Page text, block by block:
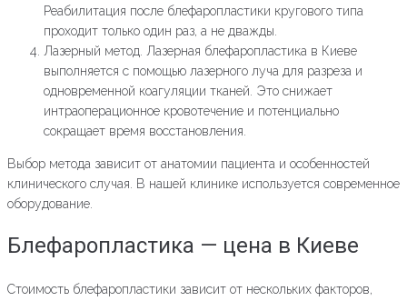
Реабилитация после блефаропластики кругового типа
проходит только один раз, а не дважды.
Лазерный метод. Лазерная блефаропластика в Киеве
выполняется с помощью лазерного луча для разреза и
одновременной коагуляции тканей. Это снижает
интраоперационное кровотечение и потенциально
сокращает время восстановления.
Выбор метода зависит от анатомии пациента и особенностей
клинического случая. В нашей клинике используется современное
оборудование.
Блефаропластика — цена в Киеве
Стоимость блефаропластики зависит от нескольких факторов,